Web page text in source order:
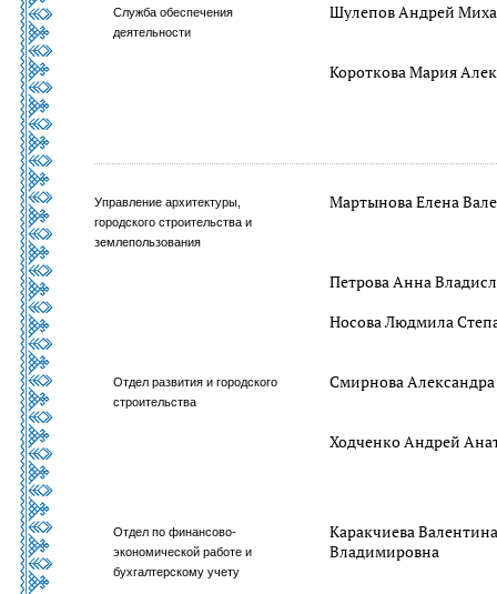
Служба обеспечения
деятельности
Шулепов Андрей
Короткова Мария
Управление архитектуры,
городского строительства и
землепользования
Мартынова Елена
Петрова Анна
Носова Людмила
Отдел развития и городского
строительства
Смирнова
Ходченко Андрей
Отдел по финансово-
экономической работе и
бухгалтерскому учету
Каракчиева
Владимировна